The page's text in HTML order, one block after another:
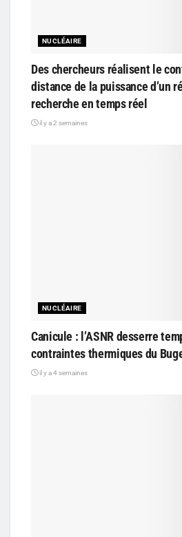
NUCLÉAIRE
Des chercheurs réalisent le
distance de la puissance d’un
recherche en temps réel
il y a 2 semaines
NUCLÉAIRE
Canicule : l’ASNR desserre
contraintes thermiques du
il y a 4 semaines